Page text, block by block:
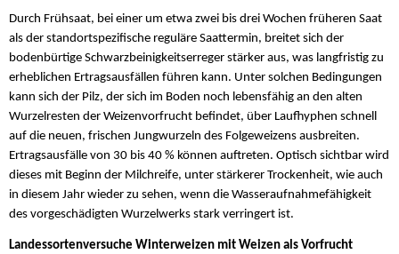
Durch Frühsaat, bei einer um etwa zwei bis drei Wochen früheren Saat
als der standortspezifische reguläre Saattermin, breitet sich der
bodenbürtige Schwarzbeinigkeitserreger stärker aus, was langfristig zu
erheblichen Ertragsausfällen führen kann. Unter solchen Bedingungen
kann sich der Pilz, der sich im Boden noch lebensfähig an den alten
Wurzelresten der Weizenvorfrucht befindet, über Laufhyphen schnell
auf die neuen, frischen Jungwurzeln des Folgeweizens ausbreiten.
Ertragsausfälle von 30 bis 40 % können auftreten. Optisch sichtbar wird
dieses mit Beginn der Milchreife, unter stärkerer Trockenheit, wie auch
in diesem Jahr wieder zu sehen, wenn die Wasseraufnahmefähigkeit
des vorgeschädigten Wurzelwerks stark verringert ist.
Landessortenversuche Winterweizen mit Weizen als Vorfrucht